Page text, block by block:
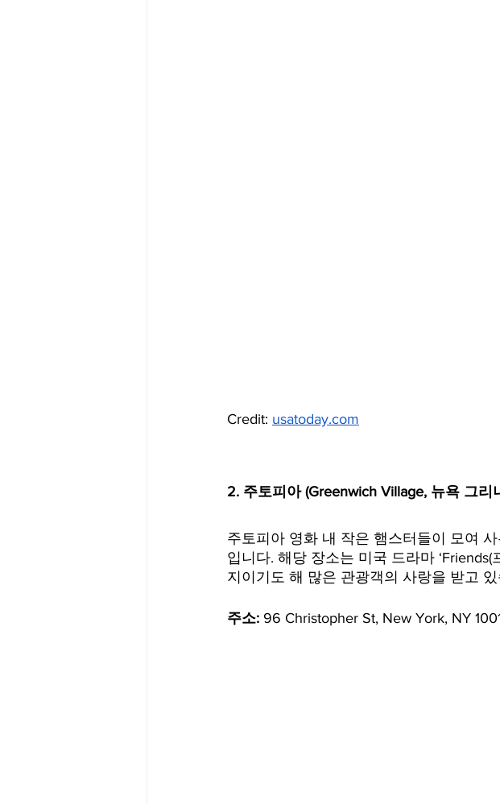
Credit: usatoday.com
2. 주토피아 (Greenwich Village, 뉴욕 그리
주토피아 영화 내 작은 햄스터들이 모여 사
입니다. 해당 장소는 미국 드라마 ‘Friends(
지이기도 해 많은 관광객의 사랑을 받고 있
주소: 96 Christopher St, New York, NY